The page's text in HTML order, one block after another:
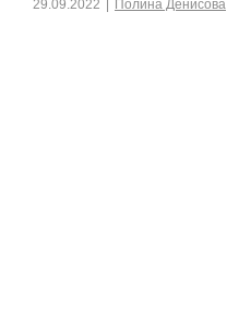
29.09.2022 Полина Денисова